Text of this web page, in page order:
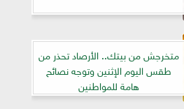
متخرجش من بيتك.. الأرصاد تحذر من
طقس اليوم الإثنين وتوجه نصائح
هامة للمواطنين